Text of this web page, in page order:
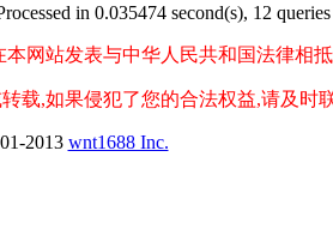
in 0.035474 second(s), 12 queries
网站发表与中华人民共和国法律相抵
载,如果侵犯了您的合法权益,请及时
2013 wnt1688 Inc.